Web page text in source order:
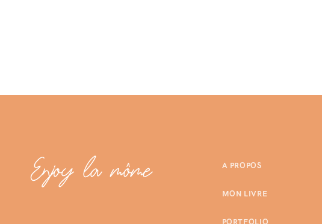
A PROPOS
MON LIVRE
PORTFOLIO